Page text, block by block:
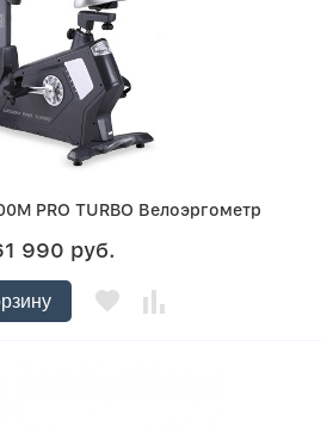
PRO TURBO Велоэргометр
990 руб.